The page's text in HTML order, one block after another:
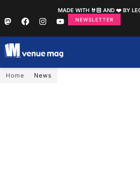
MADE WITH 🤘🏻 AND ❤️ BY
NEWSLETTER
Home News